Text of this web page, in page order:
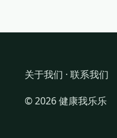
关于我们 ·联系我们
© 2026 健康我乐乐